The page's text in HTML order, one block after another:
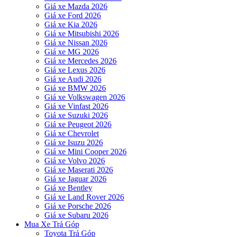
Giá xe Mazda 2026
Giá xe Ford 2026
Giá xe Kia 2026
Giá xe Mitsubishi 2026
Giá xe Nissan 2026
Giá xe MG 2026
Giá xe Mercedes 2026
Giá xe Lexus 2026
Giá xe Audi 2026
Giá xe BMW 2026
Giá xe Volkswagen 2026
Giá xe Vinfast 2026
Giá xe Suzuki 2026
Giá xe Peugeot 2026
Giá xe Chevrolet
Giá xe Isuzu 2026
Giá xe Mini Cooper 2026
Giá xe Volvo 2026
Giá xe Maserati 2026
Giá xe Jaguar 2026
Giá xe Bentley
Giá xe Land Rover 2026
Giá xe Porsche 2026
Giá xe Subaru 2026
Mua Xe Trả Góp
Toyota Trả Góp